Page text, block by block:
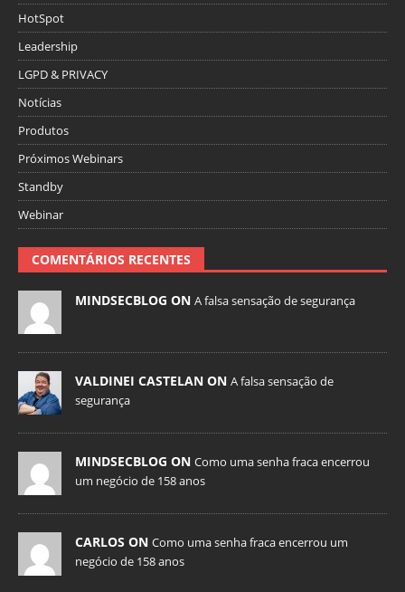
HotSpot
Leadership
LGPD & PRIVACY
Notícias
Produtos
Próximos Webinars
Standby
Webinar
COMENTÁRIOS RECENTES
MINDSECBLOG ON A falsa sensação de segurança
VALDINEI CASTELAN ON A falsa sensação de
segurança
MINDSECBLOG ON Como uma senha fraca encerrou
um negócio de 158 anos
CARLOS ON Como uma senha fraca encerrou um
negócio de 158 anos